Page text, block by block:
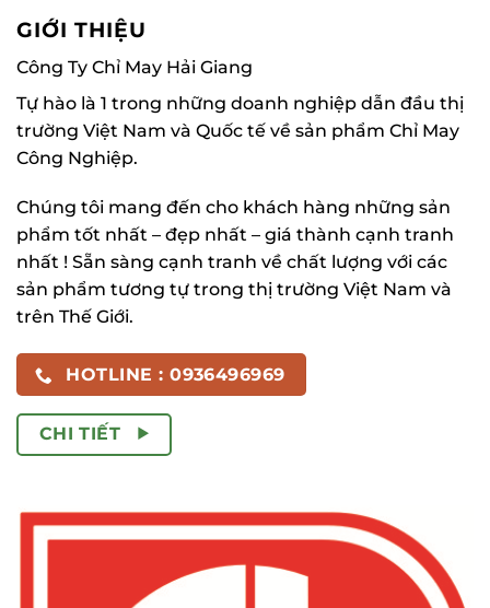
GIỚI THIỆU
Công Ty Chỉ May Hải Giang
Tự hào là 1 trong những doanh nghiệp dẫn đầu thị
trường Việt Nam và Quốc tế về sản phẩm Chỉ May
Công Nghiệp.
Chúng tôi mang đến cho khách hàng những sản
phẩm tốt nhất – đẹp nhất – giá thành cạnh tranh
nhất ! Sẵn sàng cạnh tranh về chất lượng với các
sản phẩm tương tự trong thị trường Việt Nam và
trên Thế Giới.
HOTLINE : 0936496969
CHI TIẾT